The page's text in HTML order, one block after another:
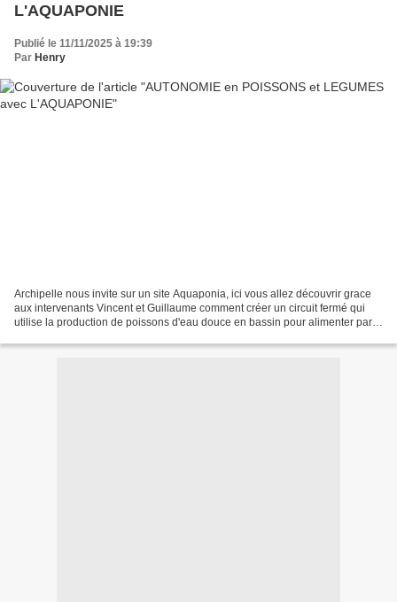
L'AQUAPONIE
Publié le 11/11/2025 à 19:39
Par Henry
Archipelle nous invite sur un site Aquaponia, ici vous allez découvrir grace
aux intervenants Vincent et Guillaume comment créer un circuit fermé qui
utilise la production de poissons d'eau douce en bassin pour alimenter par